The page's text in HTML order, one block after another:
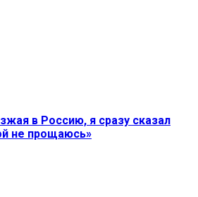
в Россию, я сразу сказал
не прощаюсь»